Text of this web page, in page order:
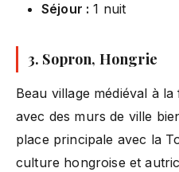
Séjour : 1 nuit
3. Sopron, Hongrie
Beau village médiéval à
avec des murs de ville
place principale avec la
culture hongroise et